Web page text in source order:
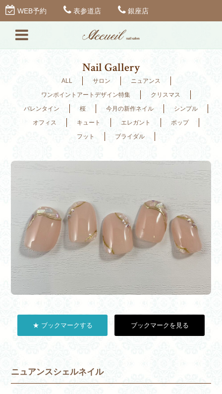
WEB予約 表参道店 銀座店
Nail Gallery
ALL サロン
ニュアンス
ワンポイントアートデザイン特集
クリスマス
バレンタイン
桜 今月の新作ネイル
シンプル
オフィス
キュート エレガント
ポップ
フット
ブライダル
★ ブックマークする ブックマークを見る
ニュアンスシェルネイル